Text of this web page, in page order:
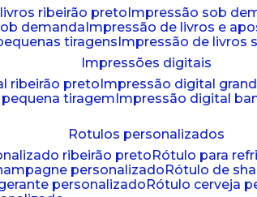
ribeirão preto impressão sob
demanda impressão de livros e
tiragens impressão de livros
impressões digitais
ribeirão preto impressão digital
tiragem impressão digital
rotulos personalizados
ribeirão preto
rótulo para
personalizado
rótulo de
personalizado rótulo cerveja